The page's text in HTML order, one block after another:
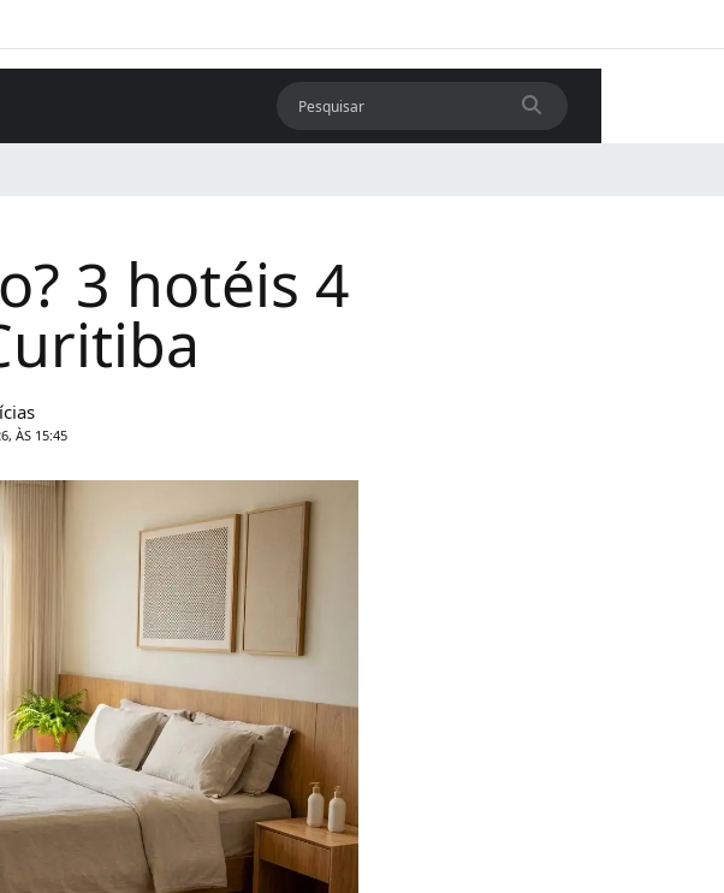
3 hotéis 4
ÀS 15:45